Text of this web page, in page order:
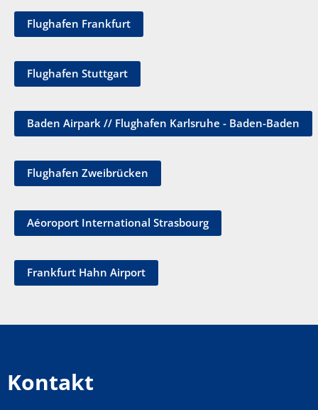
Flughafen Frankfurt
Flughafen Stuttgart
Baden Airpark // Flughafen Karlsruhe - Baden-Baden
Flughafen Zweibrücken
Aéoroport International Strasbourg
Frankfurt Hahn Airport
Kontakt